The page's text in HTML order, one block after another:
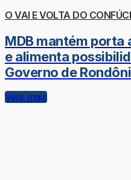
O VAI E VOLTA DO
MDB mantém porta
e alimenta
Governo de
Veja mais